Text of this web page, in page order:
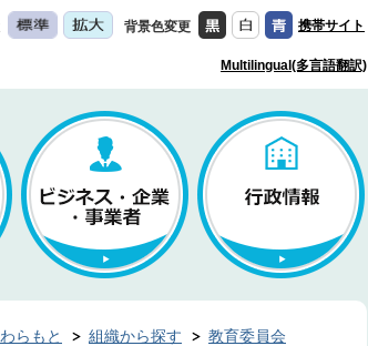
背景色変更 携帯サイト
Multilingual(多言語翻訳)
らもと 組織から探す
教育委員会